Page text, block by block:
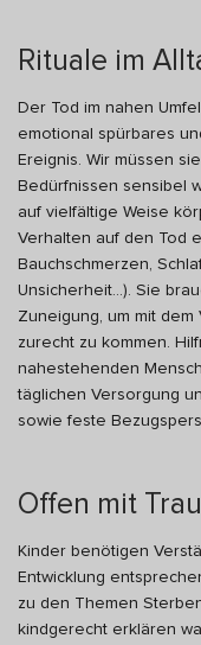
Rituale im
Der Tod im nahen
emotional spürbares
Ereignis. Wir müssen
Bedürfnissen sensibel
auf vielfältige Weise
Verhalten auf den Tod
Bauchschmerzen,
Unsicherheit…). Sie
Zuneigung, um mit
zurecht zu kommen.
nahestehenden
täglichen Versorgung
sowie feste
Offen mit
Kinder benötigen
Entwicklung
zu den Themen
kindgerecht erklären